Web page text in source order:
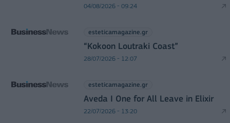
04/08/2026 - 09:24
esteticamagazine.gr
“Kokoon Loutraki Coast”
28/07/2026 - 12:07
esteticamagazine.gr
Aveda I One for All Leave in Elixir
22/07/2026 - 13:20